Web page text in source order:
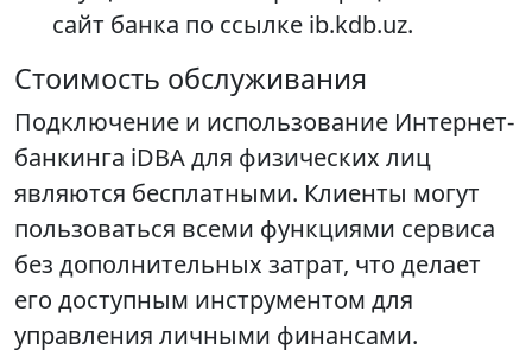
сайт банка по ссылке ib.kdb.uz.
Стоимость обслуживания
Подключение и использование Интернет-
банкинга iDBA для физических лиц
являются бесплатными. Клиенты могут
пользоваться всеми функциями сервиса
без дополнительных затрат, что делает
его доступным инструментом для
управления личными финансами.